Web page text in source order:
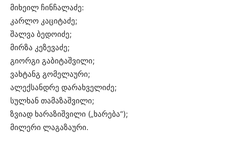
მიხეილ ჩინჩალაძე:
კარლო კაციტაძე;
შალვა ბედოიძე;
მირზა კეზევაძე;
გიორგი გაბიტაშვილი;
ვახტანგ გომელაური;
ალექსანდრე დარახველიძე;
სულხან თამაზაშვილი;
ზვიად ხარაზიშვილი („ხარება“);
მილერი ლაგაზაური.